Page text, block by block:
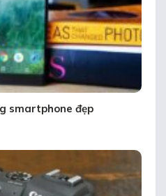
smartphone đẹp